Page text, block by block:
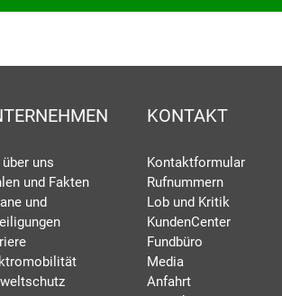
uns
und Fakten
und
KONTAKT
Kontaktformular
Rufnummern
Lob und Kritik
KundenCenter
Fundbüro
Media
Anfahrt